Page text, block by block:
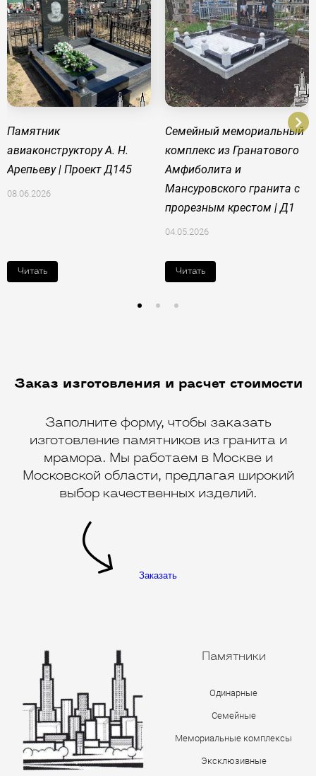
Памятник
авиаконструктору А. Н.
Арепьеву | Проект Д145
08.06.2026
Читать
Семейный мемориальный
комплекс из Гранатового
Амфиболита и
Мансуровского гранита с
прорезным крестом | Д1
04.05.2026
Читать
Заказ изготовления и расчет стоимости
Заполните форму, чтобы заказать
изготовление памятников из гранита и
мрамора. Мы работаем в Москве и
Московской области, предлагая широкий
выбор качественных изделий.
Заказать
Памятники
Одинарные
Семейные
Мемориальные комплексы
Эксклюзивные